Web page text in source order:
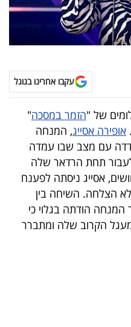
עקבו אחרינו בגוגל
של "הזמר במסכה"
אופירה אסייג, המנחה
עם מצב שבו עמדה
תחת הרדאר שלה
אסייג ניסתה לפענח
הצלחה. השיחה בין
הודתה בגלוי כי
הקרוב שלה ומתברר